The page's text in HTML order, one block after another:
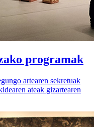
programak
artearen sekretuak
ateak gizartearen